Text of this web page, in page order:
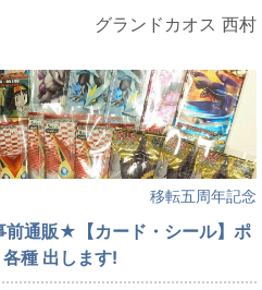
グランドカオス 西村
移転五周年記念
通販★【カード・シール】ポ
種 出します!